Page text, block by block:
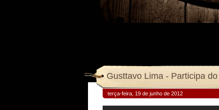
Gusttavo Lima - Participa
terça-feira, 19 de junho de 2012